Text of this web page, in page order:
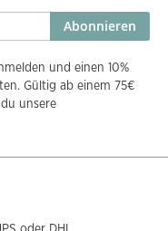
Abonnieren
und einen 10%
Gültig ab einem 75€
unsere